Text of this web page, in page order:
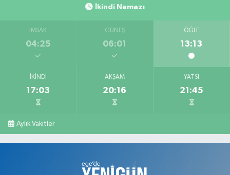
İkindi Namazı
İMSAK
04:25
GÜNEŞ
06:01
ÖĞLE
13:13
İKINDI
17:03
AKŞAM
20:16
YATSI
21:45
Aylık Vakitler